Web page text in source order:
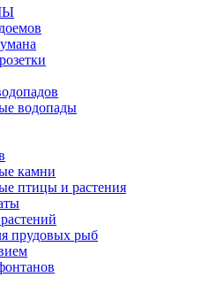
водопады
камни
птицы и растения
прудовых рыб